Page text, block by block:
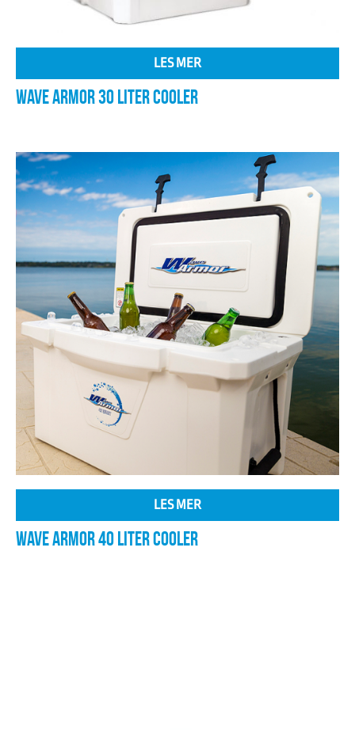
LES MER
WAVE ARMOR 30 LITER COOLER
LES MER
WAVE ARMOR 40 LITER COOLER